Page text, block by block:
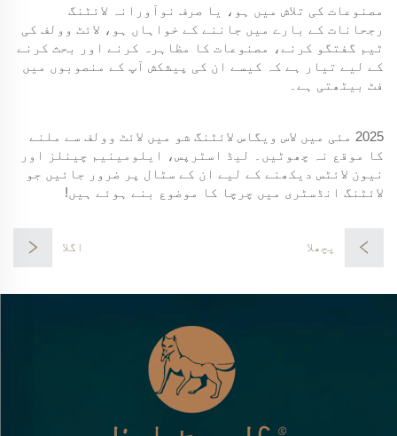
مصنوعات کی تلاش میں ہو، یا صرف نوآورانہ لائٹنگ
رجحانات کے بارے میں جاننے کے خواہاں ہو، لائٹ وولف کی
ٹیم گفتگو کرنے، مصنوعات کا مظاہرہ کرنے اور بحث کرنے
کے لیے تیار ہے کہ کیسے ان کی پیشکش آپ کے منصوبوں میں
فٹ بیٹھتی ہے۔
2025 مئی میں لاس ویگاس لائٹنگ شو میں لائٹ وولف سے ملنے
کا موقع نہ چھوٹیں۔ لیڈ اسٹرپس، ایلومینیم چینلز اور
نیون لائٹس دیکھنے کے لیے ان کے سٹال پر ضرور جائیں جو
لائٹنگ انڈسٹری میں چرچا کا موضوع بنے ہوئے ہیں!
پچھلا اگلا